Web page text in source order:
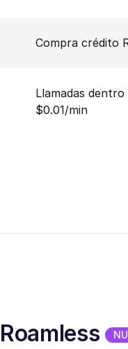
Compra crédito
Llamadas
$0.01/min